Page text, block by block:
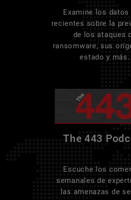
Examine los datos
recientes sobre la
de los ataques
ransomware, sus
estado y más.
The 443
Escuche los
semanales de
las amenazas de